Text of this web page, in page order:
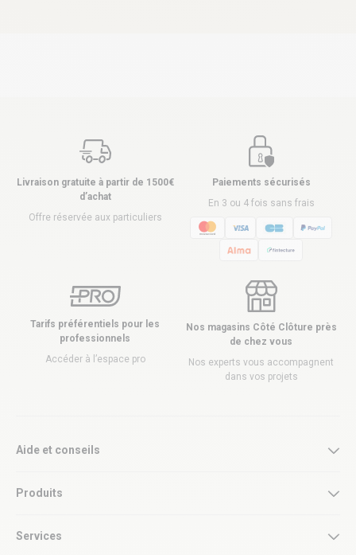
Livraison gratuite à partir de 1500€
d’achat
Offre réservée aux particuliers
Paiements sécurisés
En 3 ou 4 fois sans frais
Tarifs préférentiels pour les
professionnels
Accéder à l’espace pro
Nos magasins Côté Clôture près
de chez vous
Nos experts vous accompagnent
dans vos projets
Aide et conseils
Produits
Services